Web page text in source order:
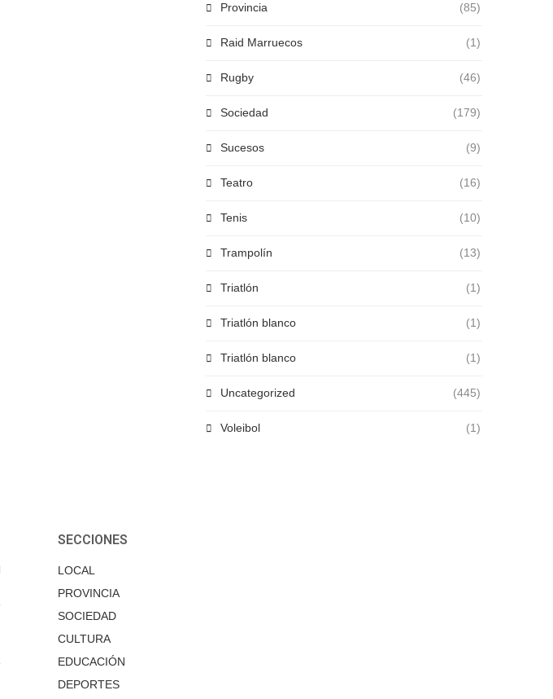
Provincia (85)
Raid Marruecos (1)
Rugby (46)
Sociedad (179)
Sucesos (9)
Teatro (16)
Tenis (10)
Trampolín (13)
Triatlón (1)
Triatlón blanco (1)
Triatlón blanco (1)
Uncategorized (445)
Voleibol (1)
SECCIONES
LOCAL
PROVINCIA
SOCIEDAD
CULTURA
EDUCACIÓN
DEPORTES